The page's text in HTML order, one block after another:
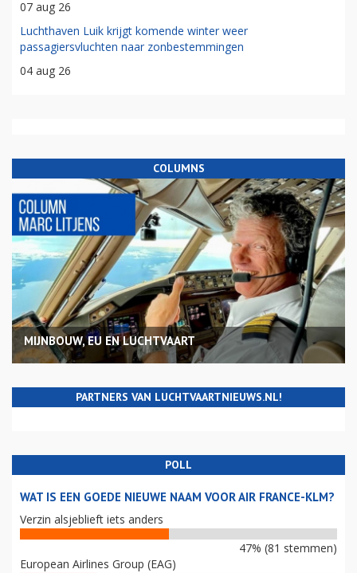
07 aug 26
Luchthaven Luik krijgt komende winter weer
passagiersvluchten naar zonbestemmingen
04 aug 26
COLUMNS
MIJNBOUW, EU EN LUCHTVAART
PARTNERS VAN LUCHTVAARTNIEUWS.NL!
POLL
WAT IS EEN GOEDE NIEUWE NAAM VOOR AIR FRANCE-KLM?
Verzin alsjeblieft iets anders
47% (81 stemmen)
European Airlines Group (EAG)